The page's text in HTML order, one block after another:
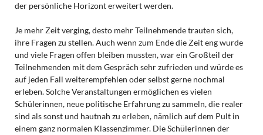
der persönliche Horizont erweitert werden.
Je mehr Zeit verging, desto mehr Teilnehmende trauten sich,
ihre Fragen zu stellen. Auch wenn zum Ende die Zeit eng wurde
und viele Fragen offen bleiben mussten, war ein Großteil der
Teilnehmenden mit dem Gespräch sehr zufrieden und würde es
auf jeden Fall weiterempfehlen oder selbst gerne nochmal
erleben. Solche Veranstaltungen ermöglichen es vielen
Schülerinnen, neue politische Erfahrung zu sammeln, die realer
sind als sonst und hautnah zu erleben, nämlich auf dem Pult in
einem ganz normalen Klassenzimmer. Die Schülerinnen der